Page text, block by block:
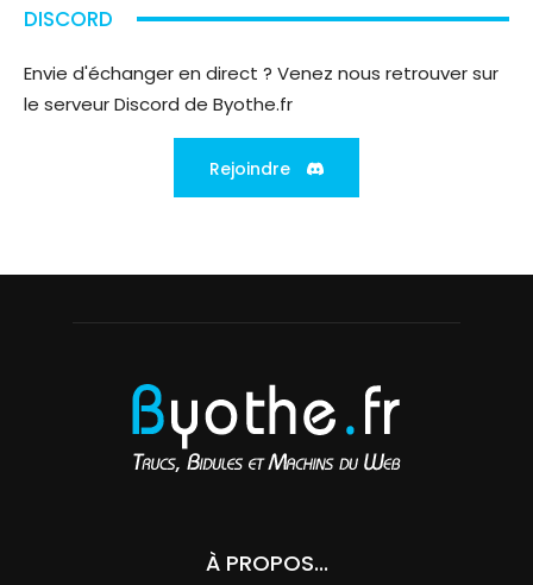
DISCORD
Envie d'échanger en direct ? Venez nous retrouver sur
le serveur Discord de Byothe.fr
Rejoindre
À PROPOS...